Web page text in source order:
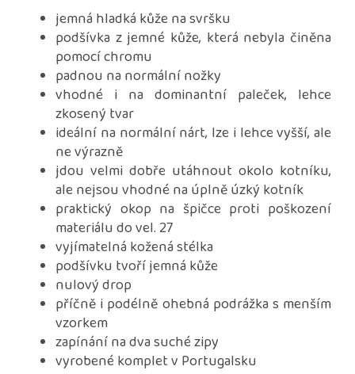
jemná hladká kůže na svršku
podšívka z jemné kůže, která nebyla činěna
pomocí chromu
padnou na normální nožky
vhodné i na dominantní paleček, lehce
zkosený tvar
ideální na normální nárt, lze i lehce vyšší, ale
ne výrazně
jdou velmi dobře utáhnout okolo kotníku,
ale nejsou vhodné na úplně úzký kotník
praktický okop na špičce proti poškození
materiálu do vel. 27
vyjímatelná kožená stélka
podšívku tvoří jemná kůže
nulový drop
příčně i podélně ohebná podrážka s menším
vzorkem
zapínání na dva suché zipy
vyrobené komplet v Portugalsku